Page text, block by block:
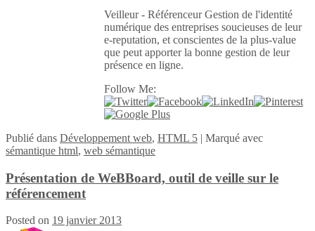
Veilleur - Référenceur Gestion de l'identité
numérique des entreprises soucieuses de leur
e-reputation, et conscientes de la plus-value
que peut apporter la bonne gestion de leur
présence en ligne.
Follow Me:
Publié dans Développement web, HTML 5 | Marqué avec
sémantique html, web sémantique
Présentation de WeBBoard, outil de veille sur le
référencement
Posted on 19 janvier 2013